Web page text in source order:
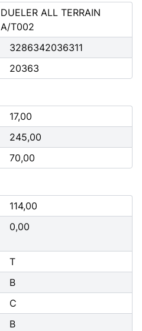
DUELER ALL TERRAIN
A/T002
3286342036311
20363
17,00
245,00
70,00
114,00
0,00
T
B
C
B